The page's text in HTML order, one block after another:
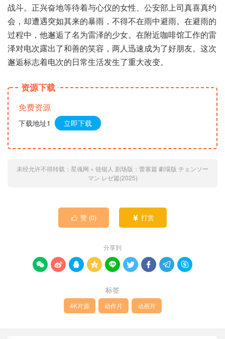
战斗。正兴奋地等待着与心仪的女性、公安部上司真喜真约
会，却遭遇突如其来的暴雨，不得不在雨中避雨。在避雨的
过程中，他邂逅了名为雷泽的少女。在附近咖啡馆工作的雷
泽对电次露出了和善的笑容，两人迅速成为了好朋友。这次
邂逅标志着电次的日常生活发生了重大改变。
资源下载
免费资源
下载地址1 立即下载
未经允许不得转载： 星魂网 » 链锯人 剧场版：蕾塞篇 劇場版 チェンソー
マン レゼ篇(2025)
 赞 (0)  打赏
分享到
        
标签
4K片源 动作片 动画片